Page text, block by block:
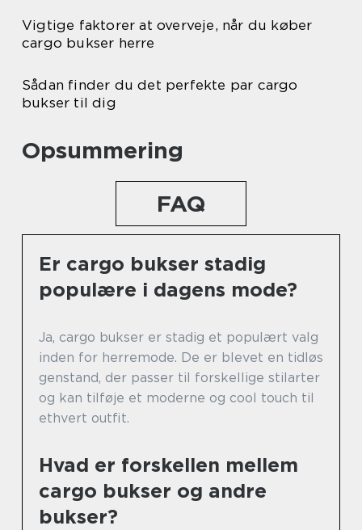
Vigtige faktorer at overveje, når du køber
cargo bukser herre
Sådan finder du det perfekte par cargo
bukser til dig
Opsummering
FAQ
Er cargo bukser stadig
populære i dagens mode?
Ja, cargo bukser er stadig et populært valg
inden for herremode. De er blevet en tidløs
genstand, der passer til forskellige stilarter
og kan tilføje et moderne og cool touch til
ethvert outfit.
Hvad er forskellen mellem
cargo bukser og andre
bukser?